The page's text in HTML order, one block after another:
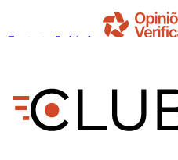
Contacto & Ajuda